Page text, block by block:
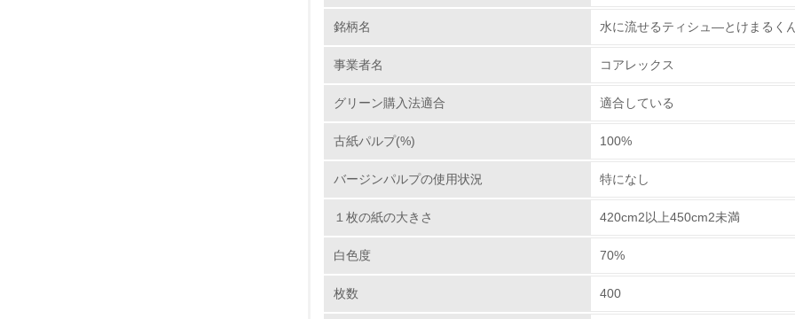
1.環境取り組み体制
No.
銘柄名 水に流せるティシュ―とけまるく
事業者名 コアレックス
グリーン購入法適合 適合している
古紙パルプ(%) 100%
バージンパルプの使用状況 特になし
１枚の紙の大きさ 420cm2以上450cm2未満
白色度 70%
枚数 400